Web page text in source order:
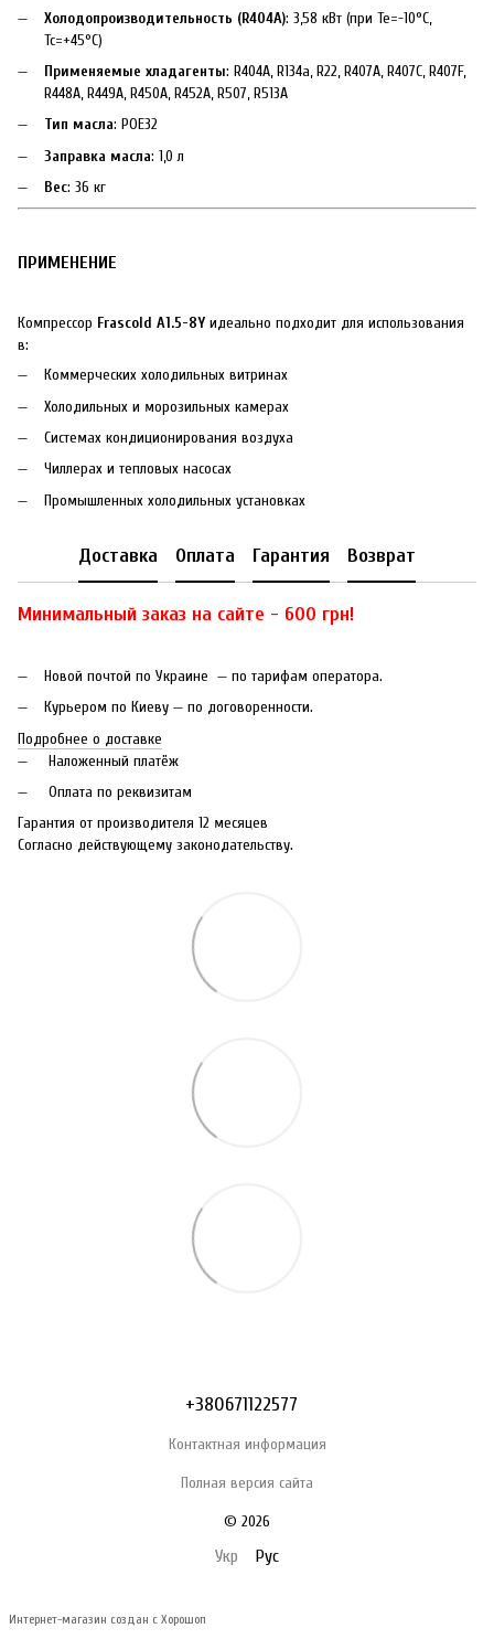
Холодопроизводительность (R404A): 3,58 кВт (при Te=-10°C,
Tc=+45°C)
Применяемые хладагенты: R404A, R134a, R22, R407A, R407C, R407F,
R448A, R449A, R450A, R452A, R507, R513A
Тип масла: POE32
Заправка масла: 1,0 л
Вес: 36 кг
ПРИМЕНЕНИЕ
Компрессор Frascold A1.5-8Y идеально подходит для использования
в:
Коммерческих холодильных витринах
Холодильных и морозильных камерах
Системах кондиционирования воздуха
Чиллерах и тепловых насосах
Промышленных холодильных установках
Доставка Оплата Гарантия Возврат
Минимальный заказ на сайте - 600 грн!
Новой почтой по Украине — по тарифам оператора.
Курьером по Киеву — по договоренности.
Подробнее о доставке
Наложенный платёж
Оплата по реквизитам
Гарантия от производителя 12 месяцев
Согласно действующему законодательству.
+380671122577
Контактная информация
Полная версия сайта
© 2026
Укр Рус
Интернет-магазин создан с Хорошоп